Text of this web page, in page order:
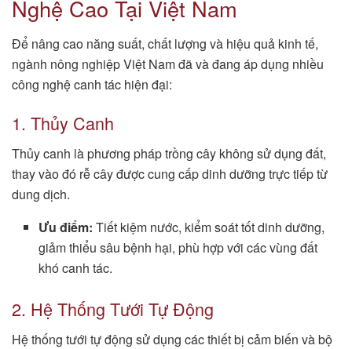
Nghệ Cao Tại Việt Nam
Để nâng cao năng suất, chất lượng và hiệu quả kinh tế,
ngành nông nghiệp Việt Nam đã và đang áp dụng nhiều
công nghệ canh tác hiện đại:
1. Thủy Canh
Thủy canh là phương pháp trồng cây không sử dụng đất,
thay vào đó rễ cây được cung cấp dinh dưỡng trực tiếp từ
dung dịch.
Ưu điểm: Tiết kiệm nước, kiểm soát tốt dinh dưỡng,
giảm thiểu sâu bệnh hại, phù hợp với các vùng đất
khó canh tác.
2. Hệ Thống Tưới Tự Động
Hệ thống tưới tự động sử dụng các thiết bị cảm biến và bộ